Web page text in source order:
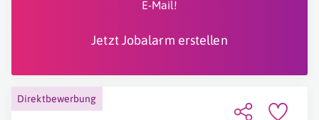
E-Mail!
Jetzt Jobalarm erstellen
Direktbewerbung